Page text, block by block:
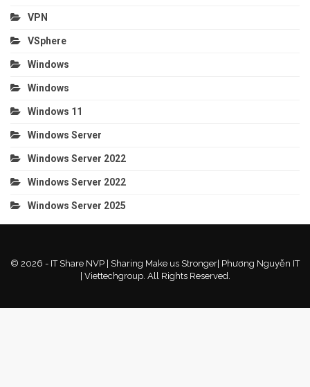
VPN
VSphere
Windows
Windows
Windows 11
Windows Server
Windows Server 2022
Windows Server 2022
Windows Server 2025
© 2026 - IT Share NVP | Sharing Make us Stronger| Phương Nguyễn IT
| Viettechgroup. All Rights Reserved.